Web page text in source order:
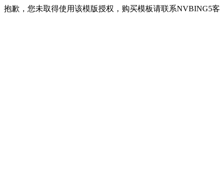
抱歉，您未取得使用该模版授权，购买模板请联系NVBING5客